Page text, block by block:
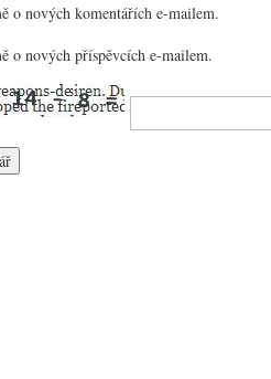
o nových komentářích e-mailem.
o nových příspěvcích e-mailem.